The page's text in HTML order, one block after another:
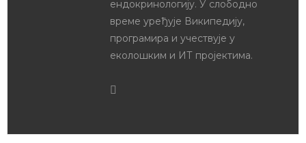
ендокринологију. У слободно
време уређује Википедију,
програмира и учествује у
еколошким и ИТ пројектима.